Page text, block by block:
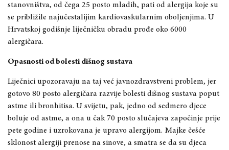
stanovništva, od čega 25 posto mladih, pati od alergija koje su
se približile najučestalijim kardiovaskularnim oboljenjima. U
Hrvatskoj godišnje liječničku obradu prođe oko 6000
alergičara.
Opasnosti od bolesti dišnog sustava
Liječnici upozoravaju na taj već javnozdravstveni problem, jer
gotovo 80 posto alergičara razvije bolesti dišnog sustava poput
astme ili bronhitisa. U svijetu, pak, jedno od sedmero djece
boluje od astme, a ona u čak 70 posto slučajeva započinje prije
pete godine i uzrokovana je upravo alergijom. Majke češće
sklonost alergiji prenose na sinove, a smatra se da su djeca